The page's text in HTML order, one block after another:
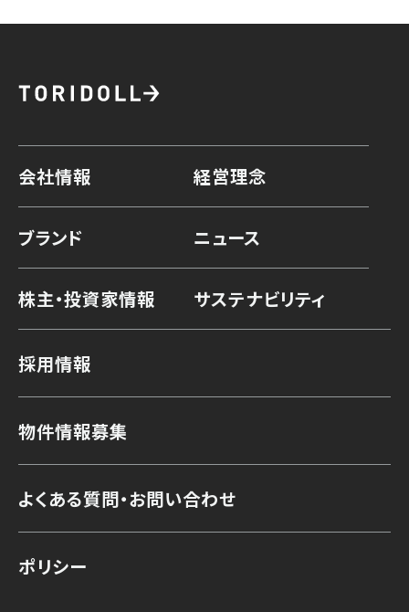
会社情報 経営理念
ブランド ニュース
株主・投資家情報 サステナビリティ
採用情報
物件情報募集
よくある質問・お問い合わせ
ポリシー